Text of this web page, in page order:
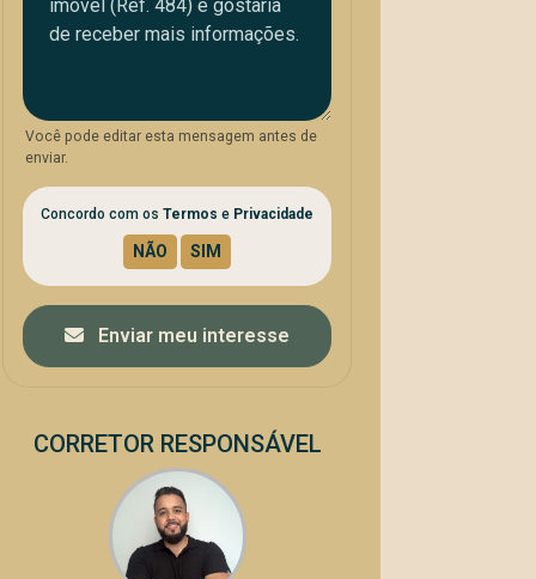
Você pode editar esta mensagem antes de
enviar.
Concordo com os Termos e Privacidade
Enviar meu interesse
CORRETOR RESPONSÁVEL